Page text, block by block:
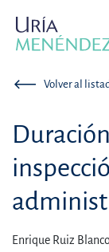
Volver al
Enrique Ruiz